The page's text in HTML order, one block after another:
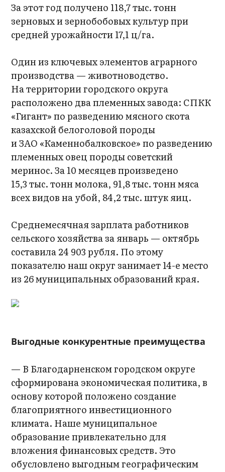
За этот год получено 118,7 тыс. тонн
зерновых и зернобобовых культур при
средней урожайности 17,1 ц/га.
Один из ключевых элементов аграрного
производства — животноводство.
На территории городского округа
расположено два племенных завода: СПКК
«Гигант» по разведению мясного скота
казахской белоголовой породы
и ЗАО «Каменнобалковское» по разведению
племенных овец породы советский
меринос. За 10 месяцев произведено
15,3 тыс. тонн молока, 91,8 тыс. тонн мяса
всех видов на убой, 84,2 тыс. штук яиц.
Среднемесячная зарплата работников
сельского хозяйства за январь — октябрь
составила 24 903 рубля. По этому
показателю наш округ занимает 14-е место
из 26 муниципальных образований края.
Выгодные конкурентные преимущества
— В Благодарненском городском округе
сформирована экономическая политика, в
основу которой положено создание
благоприятного инвестиционного
климата. Наше муниципальное
образование привлекательно для
вложения финансовых средств. Это
обусловлено выгодным географическим